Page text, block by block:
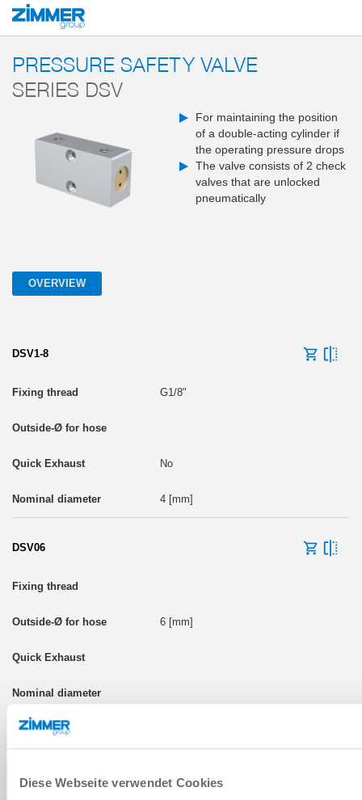
Diese Webseite verwendet Cookies
Start Products
PRESSURE SAFETY VALVE
SERIES DSV
For maintaining the position
of a double-acting cylinder if
the operating pressure drops
The valve consists of 2 check
valves that are unlocked
pneumatically
OVERVIEW
DSV1-8
G1/8"
No
4 [mm]
DSV06
6 [mm]
G1/4"